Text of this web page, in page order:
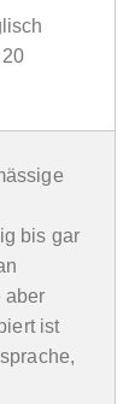
bis gar
aber
ist